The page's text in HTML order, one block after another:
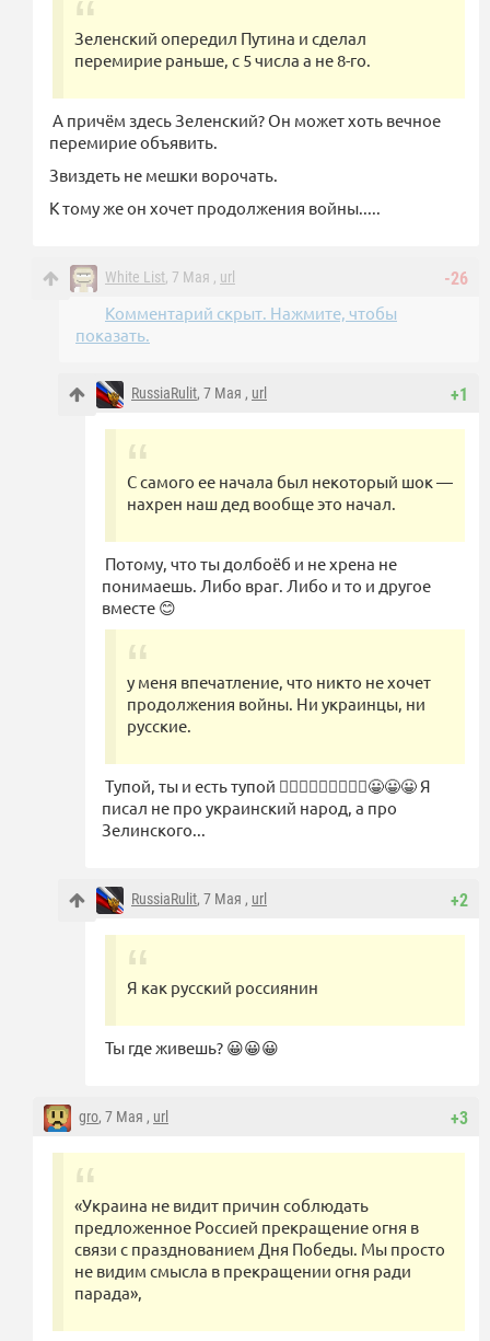
Зеленский опередил Путина и сделал
перемирие раньше, с 5 числа а не 8-го.
А причём здесь Зеленский? Он может хоть вечное
перемирие объявить.
Звиздеть не мешки ворочать.
К тому же он хочет продолжения войны.....
-26
White List, 7 Мая , url
Комментарий скрыт. Нажмите, чтобы
показать.
+1
RussiaRulit, 7 Мая , url
С самого ее начала был некоторый шок —
нахрен наш дед вообще это начал.
Потому, что ты долбоёб и не хрена не
понимаешь. Либо враг. Либо и то и другое
вместе 😊
у меня впечатление, что никто не хочет
продолжения войны. Ни украинцы, ни
русские.
Тупой, ты и есть тупой 🤦🏼‍♂️🤦🏼‍♂️🤦🏼‍♂️😀😀😀 Я
писал не про украинский народ, а про
Зелинского...
+2
RussiaRulit, 7 Мая , url
Я как русский россиянин
Ты где живешь? 😀😀😀
+3
gro, 7 Мая , url
«Украина не видит причин соблюдать
предложенное Россией прекращение огня в
связи с празднованием Дня Победы. Мы просто
не видим смысла в прекращении огня ради
парада»,